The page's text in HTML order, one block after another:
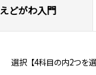
えどがわ入門
選択【4科目の内2つを選